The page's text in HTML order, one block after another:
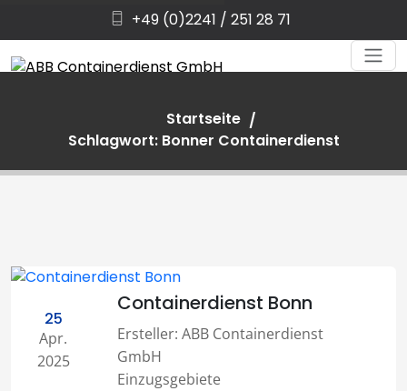
+49 (0)2241 / 251 28 71
Startseite
Schlagwort: Bonner Containerdienst
25
Apr.
2025
Containerdienst Bonn
Ersteller:ABB Containerdienst
GmbH
Einzugsgebiete